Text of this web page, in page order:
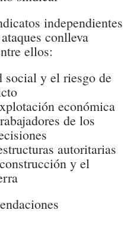
independientes
conlleva
ellos:
social y el riesgo de
económica
de los
autoritarias
y el